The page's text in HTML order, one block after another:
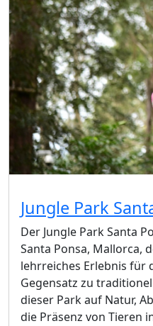
Jungle Park
Der Jungle Park Santa
Santa Ponsa, Mallorca,
lehrreiches Erlebnis für
Gegensatz zu
dieser Park auf Natur,
die Präsenz von Tieren